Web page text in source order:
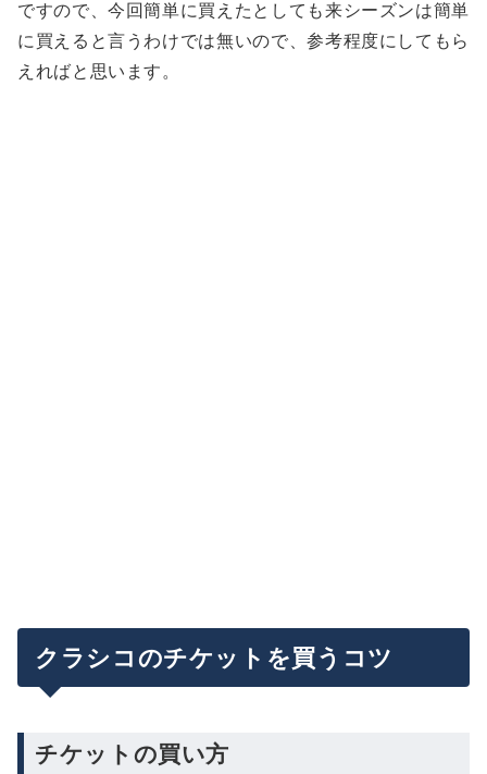
ですので、今回簡単に買えたとしても来シーズンは簡単
に買えると言うわけでは無いので、参考程度にしてもら
えればと思います。
クラシコのチケットを買うコツ
チケットの買い方